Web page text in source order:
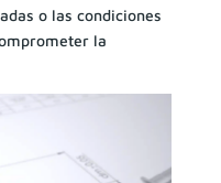
o las condiciones
la